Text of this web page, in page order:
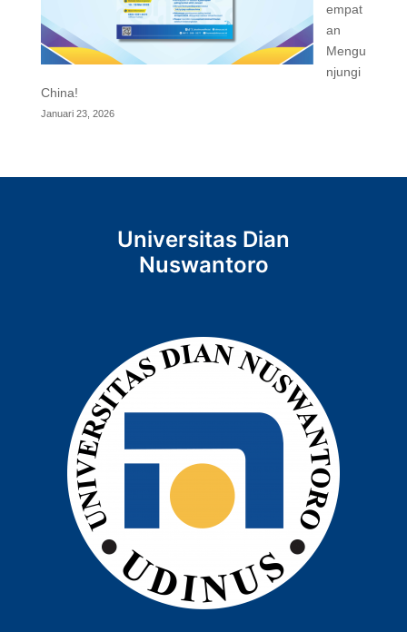
empat
an
Mengu
njungi
China!
Januari 23, 2026
Universitas Dian
Nuswantoro